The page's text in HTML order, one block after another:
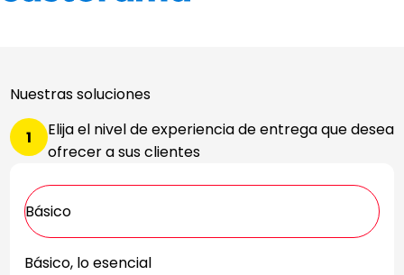
Nuestras soluciones
1
Elija el nivel de experiencia de entrega que desea
ofrecer a sus clientes
Básico
Básico, lo esencial